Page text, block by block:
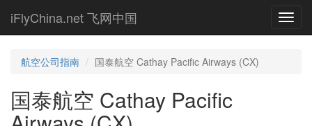
main
iFlyChina.net 飞网中国
航空公司指南 国泰航空 Cathay Pacific Airways (CX)
国泰航空 Cathay Pacific